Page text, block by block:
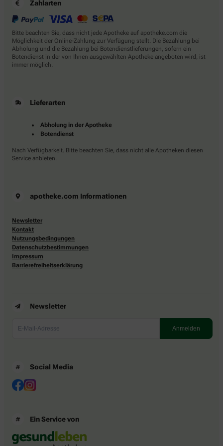
Zahlarten
Bitte beachten Sie, dass nicht jede Apotheke auf apotheke.com die
Möglichkeit der Online-Zahlung zur Verfügung stellt. Die Bezahlung bei
Abholung und die Bezahlung bei Botendienstlieferungen, sofern ein
Botendienst in der von Ihnen ausgewählten Apotheke angeboten wird, ist
immer möglich.
Lieferarten
Abholung in der Apotheke
Botendienst
Nach Verfügbarkeit. Bitte beachten Sie, dass nicht alle Apotheken diesen
Service anbieten.
apotheke.com Informationen
Newsletter
Kontakt
Nutzungsbedingungen
Datenschutzbestimmungen
Impressum
Barrierefreiheitserklärung
Newsletter
Social Media
Ein Service von